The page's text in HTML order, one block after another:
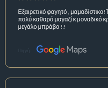
Εξαιρετικό φαγητό ,
πολύ καθαρό μαγαζί κ μοναδικό
μεγάλο μπράβο !!
Πηγή: